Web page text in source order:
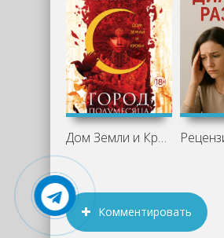
Дом Земли и Крови - Сара Дж. Маас
Комментировать